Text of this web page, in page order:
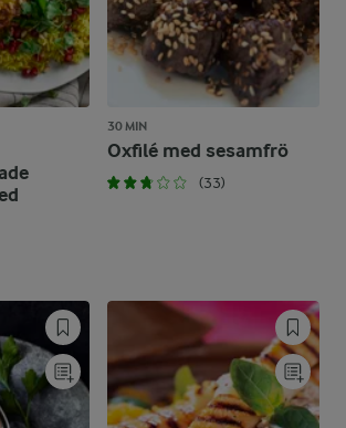
30 MIN
Oxfilé med sesamfrö
(33)